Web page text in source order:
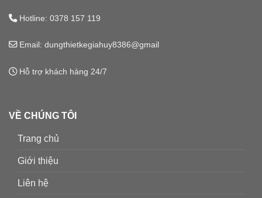
Hotline: 0378 157 119
Email: dungthietkegiahuy8386@gmail
Hỗ trợ khách hàng 24/7
VỀ CHÚNG TÔI
Trang chủ
Giới thiệu
Liên hệ